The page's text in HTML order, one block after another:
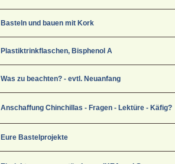
Basteln und bauen mit Kork
Plastiktrinkflaschen, Bisphenol A
Was zu beachten? - evtl. Neuanfang
Anschaffung Chinchillas - Fragen - Lektüre - Käfig?
Eure Bastelprojekte